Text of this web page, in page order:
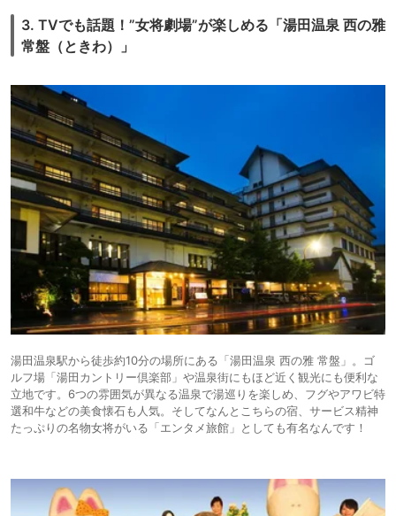
ました。
チェックインを担当したスタッフは、声が小さくて何を言っているのか聞
き取れない。
食事の際には背後から無言で料理を置くことがあり、気配がなくて驚かさ
れました。
覇気がないというか、あまりやる気がないのかなと感じてしまいます。
「何か怒ってます？」と聞きたくなるような、そっけない態度のスタッフ
もいました。
（この2名のスタッフの印象は悪かったですが、他のスタッフに不満はあ
りません。事前の電話確認も丁寧でした。）
3. TVでも話題！”女将劇場”が楽しめる「湯田温泉 西の雅
常盤（ときわ）」
湯田温泉駅から徒歩約10分の場所にある「湯田温泉 西の雅 常盤」。ゴ
ルフ場「湯田カントリー倶楽部」や温泉街にもほど近く観光にも便利な
立地です。6つの雰囲気が異なる温泉で湯巡りを楽しめ、フグやアワビ特
選和牛などの美食懐石も人気。そしてなんとこちらの宿、サービス精神
たっぷりの名物女将がいる「エンタメ旅館」としても有名なんです！